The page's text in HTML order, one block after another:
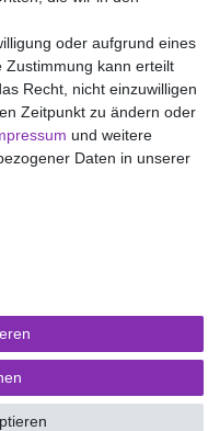
AGB
oder aufgrund eines
Zustimmung kann erteilt
Recht, nicht einzuwilligen
Zeitpunkt zu ändern oder
und weitere
Daten in unserer